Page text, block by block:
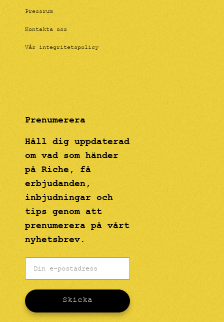
Pressrum
Kontakta oss
Vår integritetspolicy
Prenumerera
Håll dig uppdaterad
om vad som händer
på Riche, få
erbjudanden,
inbjudningar och
tips genom att
prenumerera på vårt
nyhetsbrev.
Skicka